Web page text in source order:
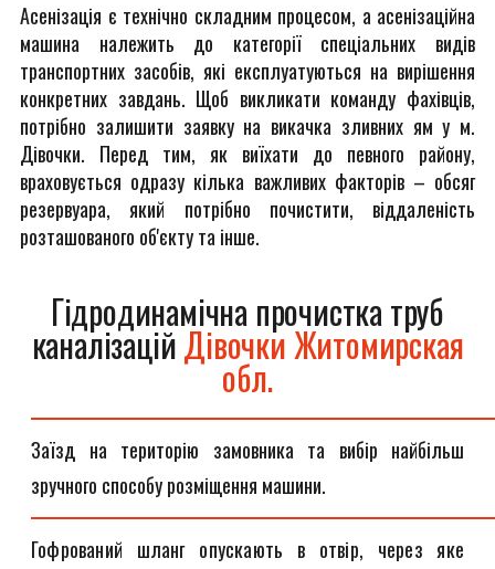
Асенізація є технічно складним процесом, а асенізаційна
машина належить до категорії спеціальних видів
транспортних засобів, які експлуатуються на вирішення
конкретних завдань. Щоб викликати команду фахівців,
потрібно залишити заявку на викачка зливних ям у м.
Дівочки. Перед тим, як виїхати до певного району,
враховується одразу кілька важливих факторів – обсяг
резервуара, який потрібно почистити, віддаленість
розташованого об'єкту та інше.
Гідродинамічна прочистка труб
каналізаційДівочки Житомирская
обл.
Заїзд на територію замовника та вибір найбільш
зручного способу розміщення машини.
Гофрований шланг опускають в отвір, через яке